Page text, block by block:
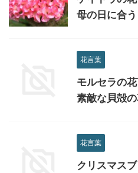
母の日に合う
花言葉
モルセラの
素敵な貝殻
花言葉
クリスマス